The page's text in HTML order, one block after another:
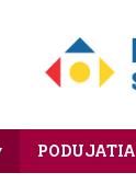
PODUJATIA